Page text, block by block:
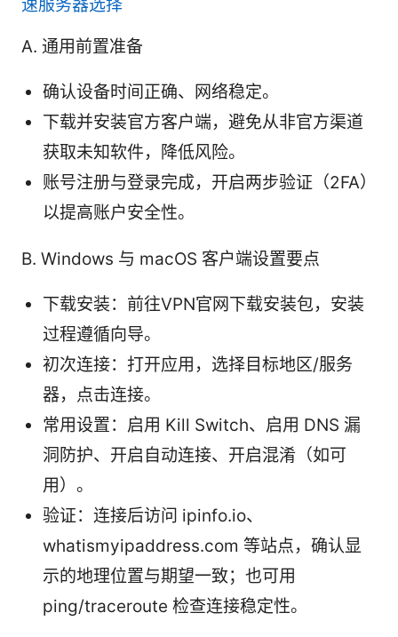
速服务器选择
A. 通用前置准备
确认设备时间正确、网络稳定。
下载并安装官方客户端，避免从非官方渠道
获取未知软件，降低风险。
账号注册与登录完成，开启两步验证（2FA）
以提高账户安全性。
B. Windows 与 macOS 客户端设置要点
下载安装：前往VPN官网下载安装包，安装
过程遵循向导。
初次连接：打开应用，选择目标地区/服务
器，点击连接。
常用设置：启用 Kill Switch、启用 DNS 漏
洞防护、开启自动连接、开启混淆（如可
用）。
验证：连接后访问 ipinfo.io、
whatismyipaddress.com 等站点，确认显
示的地理位置与期望一致；也可用
ping/traceroute 检查连接稳定性。